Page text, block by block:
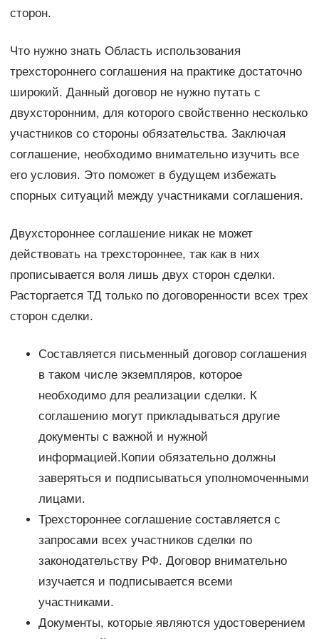
сторон.
Что нужно знать Область использования
трехстороннего соглашения на практике достаточно
широкий. Данный договор не нужно путать с
двухсторонним, для которого свойственно несколько
участников со стороны обязательства. Заключая
соглашение, необходимо внимательно изучить все
его условия. Это поможет в будущем избежать
спорных ситуаций между участниками соглашения.
Двухстороннее соглашение никак не может
действовать на трехстороннее, так как в них
прописывается воля лишь двух сторон сделки.
Расторгается ТД только по договоренности всех трех
сторон сделки.
Составляется письменный договор соглашения
в таком числе экземпляров, которое
необходимо для реализации сделки. К
соглашению могут прикладываться другие
документы с важной и нужной
информацией.Копии обязательно должны
заверяться и подписываться уполномоченными
лицами.
Трехстороннее соглашение составляется с
запросами всех участников сделки по
законодательству РФ. Договор внимательно
изучается и подписывается всеми
участниками.
Документы, которые являются удостоверением